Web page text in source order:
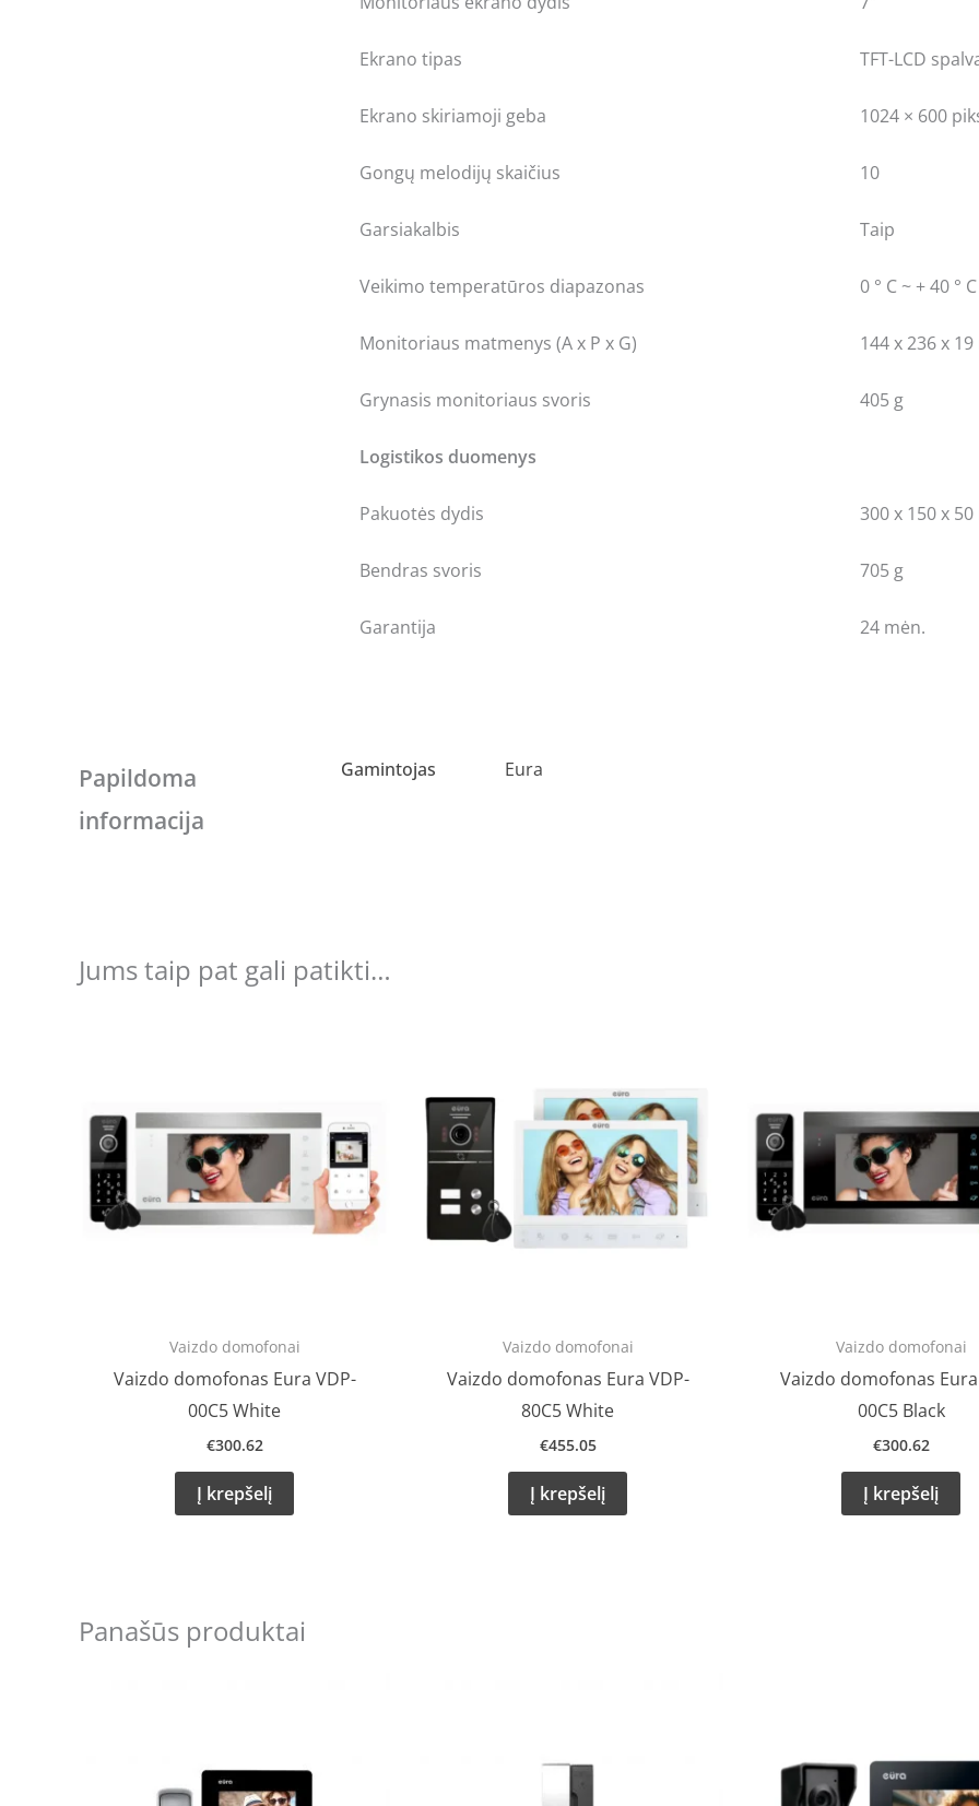
Ekrano tipas TFT-LCD
Ekrano skiriamoji geba 1024 × 600
Gongų melodijų skaičius 10
Garsiakalbis Taip
Veikimo temperatūros diapazonas 0 ° C ~ + 40 ° C
Monitoriaus matmenys (A x P x G) 144 x 236 x
Grynasis monitoriaus svoris 405 g
Logistikos duomenys
Pakuotės dydis 300 x 150 x
Bendras svoris 705 g
Garantija 24 mėn.
Papildoma
informacija
Gamintojas Eura
Jums taip pat gali patikti…
Vaizdo domofonai
Vaizdo domofonas Eura VDP-
00C5 White
€300.62
Į krepšelį
Vaizdo domofonai
Vaizdo domofonas Eura VDP-
80C5 White
€455.05
Į krepšelį
Vaizdo domofonai
Vaizdo domofonas Eura
00C5 Black
€300.62
Į krepšelį
Panašūs produktai